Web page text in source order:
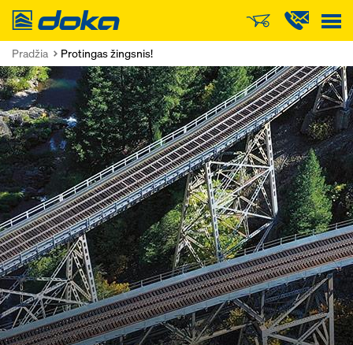
Doka
Pradžia Protingas žingsnis!